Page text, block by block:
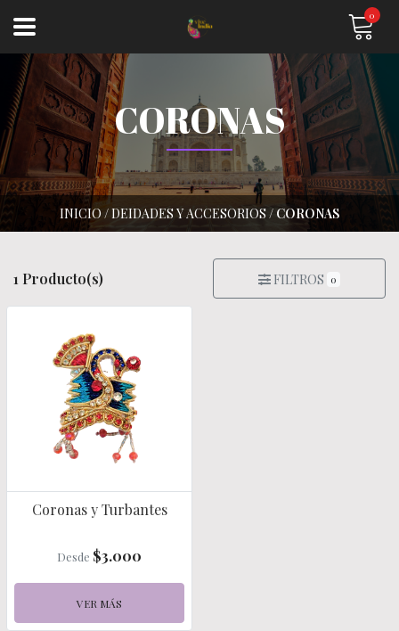
0
INICIO/DEIDADES Y ACCESORIOS/ CORONAS
CORONAS
1 Producto(s) FILTROS 0
Coronas y Turbantes
Desde $3.000
VER MÁS